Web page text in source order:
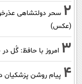
2 سحر دولتشاهی
(عکس)
3 امروز با حافظ: گُل
4 پیام روشن پزشکیان